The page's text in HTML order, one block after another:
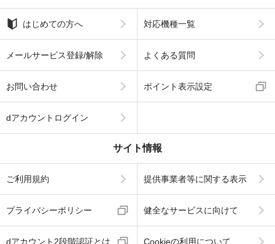
はじめての方へ 対応機種一覧
メールサービス登録/解除 よくある質問
お問い合わせ ポイント表示設定
dアカウントログイン
サイト情報
ご利用規約 提供事業者等に関する表示
プライバシーポリシー 健全なサービスに向けて
dアカウント2段階認証とは Cookieの利用について